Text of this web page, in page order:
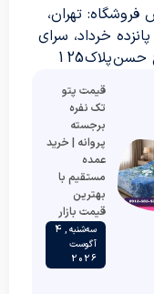
فروشگاه: تهران،
پانزده خرداد، سرای
پلاک 125
قیمت پتو
تک نفره
برجسته
پروانه | خرید
عمده
مستقیم با
بهترین
قیمت بازار
سه‌شنبه , 4
آگوست
2026